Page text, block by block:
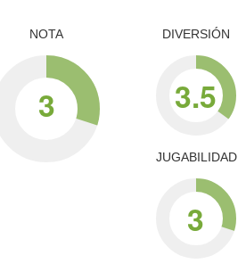
NOTA
3
DIVERSIÓN
3.5
JUGABILIDAD
3